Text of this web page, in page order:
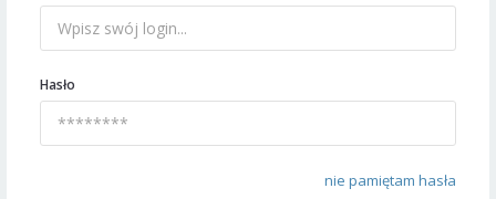
Hasło
nie pamiętam hasła